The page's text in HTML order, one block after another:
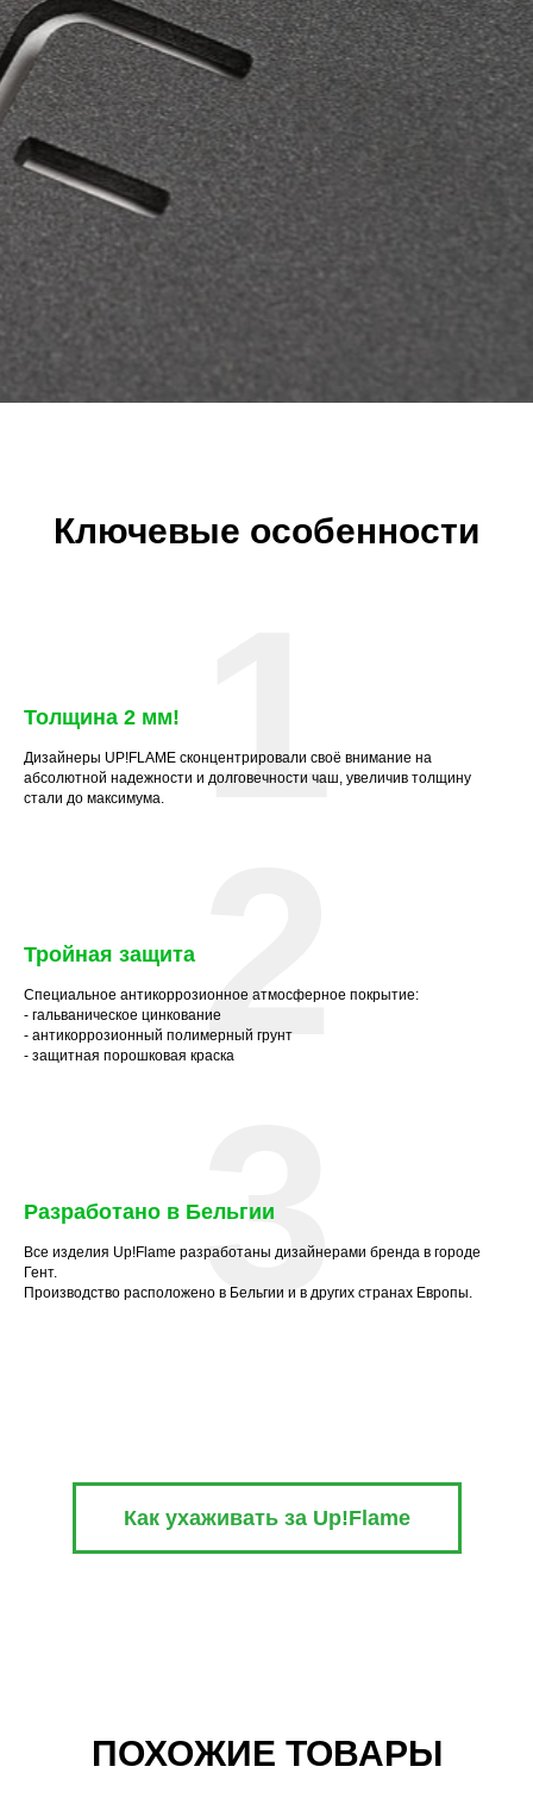
Ключевые особенности
Толщина 2 мм!
Дизайнеры UP!FLAME сконцентрировали своё внимание на
абсолютной надежности и долговечности чаш, увеличив толщину
стали до максимума.
1
Тройная защита
Специальное антикоррозионное атмосферное покрытие:
- гальваническое цинкование
- антикоррозионный полимерный грунт
- защитная порошковая краска2
Разработано в Бельгии
Все изделия Up!Flame разработаны дизайнерами бренда в городе
Гент.
Производство расположено в Бельгии и в других странах Европы.
3
Как ухаживать за Up!Flame
ПОХОЖИЕ ТОВАРЫ